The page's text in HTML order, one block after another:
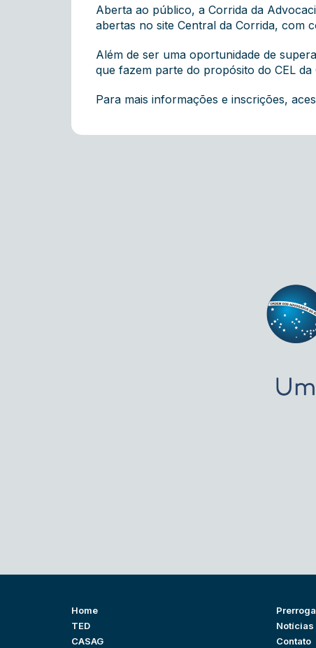
Aberta ao público, a Corrida da
abertas no site Central da Corrida, com
Além de ser uma oportunidade de
que fazem parte do propósito do CEL
Para mais informações e inscrições,
Home
TED
CASAG
Notícias
Contato